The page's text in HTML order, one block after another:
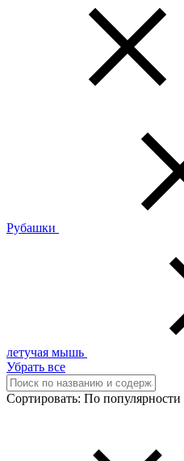
Рубашки
летучая мышь
Убрать все
Сортировать: По популярности